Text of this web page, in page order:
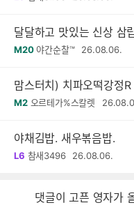
달달하고 맛있는 신상 삼
M20 야간순찰™ 26.08.06.
맘스터치) 치파오떡강정R
M2 오르테가%스칼렛
야채김밥. 새우볶음밥.
L6 참새3496 26.08.06.
댓글이 고픈 영자가